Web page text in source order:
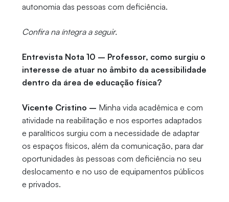
autonomia das pessoas com deficiência.
Confira na íntegra a seguir.
Entrevista Nota 10 – Professor, como surgiu o
interesse de atuar no âmbito da acessibilidade
dentro da área de educação física?
Vicente Cristino – Minha vida acadêmica e com
atividade na reabilitação e nos esportes adaptados
e paralíticos surgiu com a necessidade de adaptar
os espaços físicos, além da comunicação, para dar
oportunidades às pessoas com deficiência no seu
deslocamento e no uso de equipamentos públicos
e privados.